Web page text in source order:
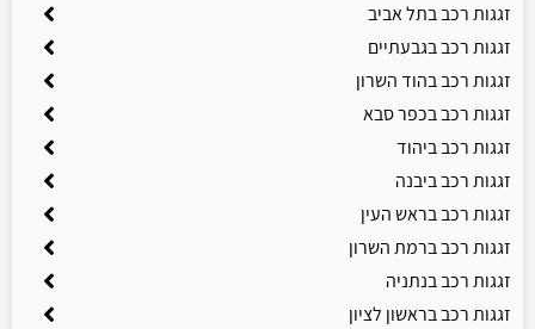
זגגות רכב בתל אביב
זגגות רכב בגבעתיים
זגגות רכב בהוד השרון
זגגות רכב בכפר סבא
זגגות רכב ביהוד
זגגות רכב ביבנה
זגגות רכב בראש העין
זגגות רכב ברמת השרון
זגגות רכב בנתניה
זגגות רכב בראשון לציון